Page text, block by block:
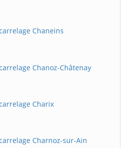
Chaneins
Chanoz-Châtenay
Charix
Charnoz-sur-Ain